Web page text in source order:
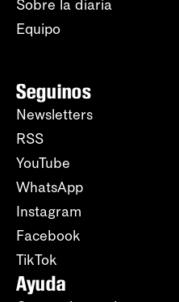
Sobre la diaria
Equipo
Seguinos
Newsletters
RSS
YouTube
WhatsApp
Instagram
Facebook
TikTok
Ayuda